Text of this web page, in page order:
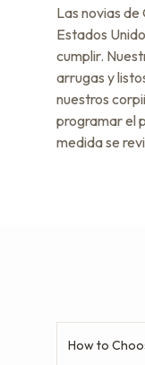
Las novias
Estados
cumplir.
arrugas y
nuestros
programar el
medida se
How to